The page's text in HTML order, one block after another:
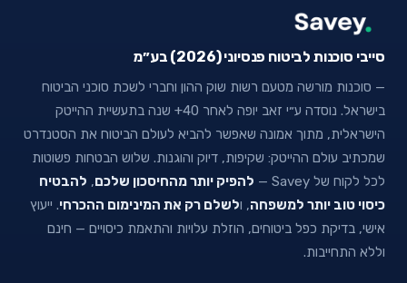
סייבי סוכנות לביטוח פנסיוני (2026) בע״מ
— סוכנות מורשה מטעם רשות שוק ההון וחברי לשכת סוכני הביטוח
בישראל. נוסדה ע״י זאב יופה לאחר 40+ שנה בתעשיית ההייטק
הישראלית, מתוך אמונה שאפשר להביא לעולם הביטוח את הסטנדרט
שמכתיב עולם ההייטק: שקיפות, דיוק והוגנות. שלוש הבטחות פשוטות
לכל לקוח של Savey —
להפיק יותר מהחיסכון שלכם, להבטיח
כיסוי טוב יותר למשפחה, ולשלם רק את המינימום ההכרחי. ייעוץ
אישי, בדיקת כפל ביטוחים, הוזלת עלויות והתאמת כיסויים — חינם
וללא התחייבות.